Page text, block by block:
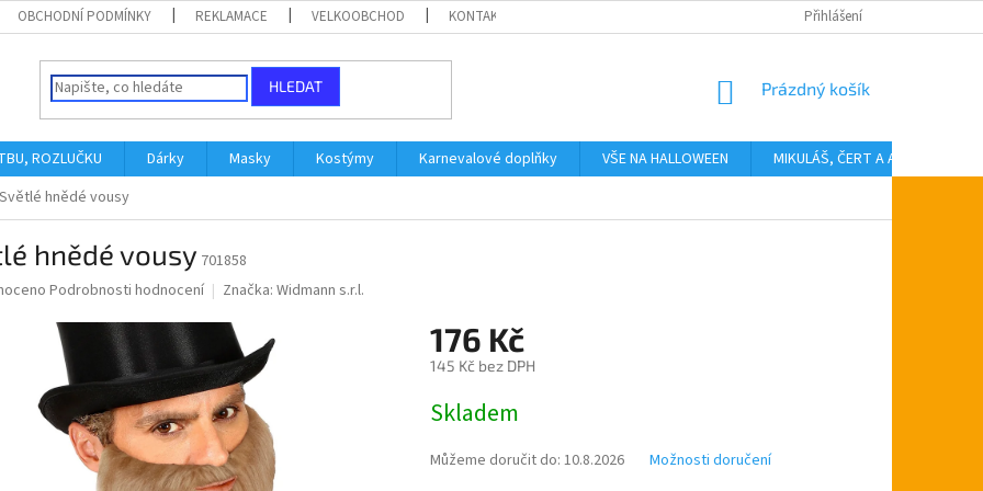
OBCHODNÍ PODMÍNKY REKLAMACE VELKOOBCHOD KONTAKTY Přihlášení
HLEDAT
NÁKUPNÍ
Prázdný košík
ROZLUČKU Dárky Masky Kostýmy Karnevalové doplňky VŠE NA HALLOWEEN MIKULÁŠ, ČERT A ANDĚL
Světlé hnědé vousy
hnědé vousy 701858
Podrobnosti hodnocení Značka: Widmann s.r.l.
176 Kč
145 Kč bez DPH
cena:
Skladem
Můžeme doručit do: 10.8.2026 Možnosti doručení